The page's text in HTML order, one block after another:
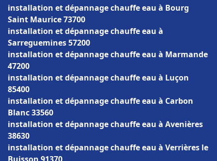
installation et dépannage chauffe eau à Bourg
Saint Maurice 73700
installation et dépannage chauffe eau à
Sarreguemines 57200
installation et dépannage chauffe eau à Marmande
47200
installation et dépannage chauffe eau à Luçon
85400
installation et dépannage chauffe eau à Carbon
Blanc 33560
installation et dépannage chauffe eau à Avenières
38630
installation et dépannage chauffe eau à Verrières le